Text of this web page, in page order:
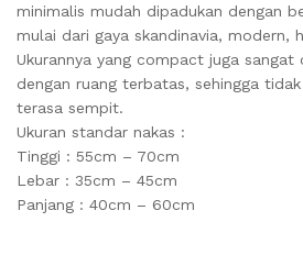
minimalis mudah dipadukan dengan
mulai dari gaya skandinavia, modern,
Ukurannya yang compact juga
dengan ruang terbatas, sehingga
terasa sempit.
Ukuran standar nakas :
Tinggi : 55cm – 70cm
Lebar : 35cm – 45cm
Panjang : 40cm – 60cm